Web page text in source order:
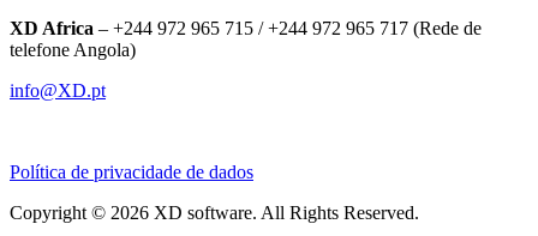
XD Africa – +244 972 965 715 / +244 972 965 717 (Rede de
telefone Angola)
info@XD.pt
Política de privacidade de dados
Copyright © 2026 XD software. All Rights Reserved.